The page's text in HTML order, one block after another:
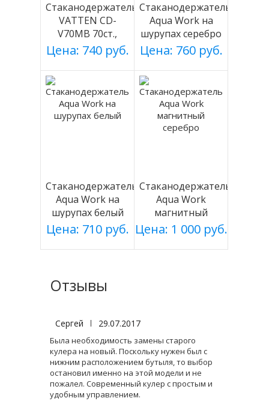
Стаканодержатель
VATTEN CD-
V70MB 70ст.,
черный, магнит.
Цена: 740 руб.
Стаканодержатель
Aqua Work на
шурупах серебро
Цена: 760 руб.
Стаканодержатель
Aqua Work на
шурупах белый
Цена: 710 руб.
Стаканодержатель
Aqua Work
магнитный
серебро
Цена: 1 000 руб.
Отзывы
Сергей | 29.07.2017
Была необходимость замены старого
кулера на новый. Поскольку нужен был с
нижним расположением бутыля, то выбор
остановил именно на этой модели и не
пожалел. Современный кулер с простым и
удобным управлением.